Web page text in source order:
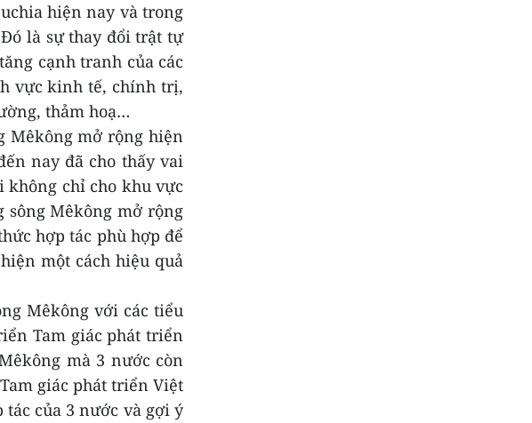
hiện nay và trong
là sự thay đổi trật tự
cạnh tranh của các
vực kinh tế, chính trị,
thảm hoạ…
Mêkông mở rộng hiện
nay đã cho thấy vai
không chỉ cho khu vực
Mêkông mở rộng
hợp tác phù hợp để
một cách hiệu quả
Mêkông với các tiểu
Tam giác phát triển
mà 3 nước còn
Tam giác phát triển Việt
tác của 3 nước và gợi ý